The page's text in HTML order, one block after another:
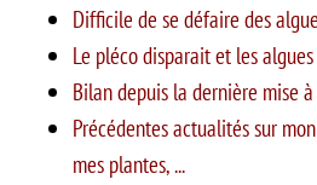
Difficile de se défaire des
Le pléco disparait et les
Bilan depuis la dernière mise
Précédentes actualités sur
mes plantes, ...